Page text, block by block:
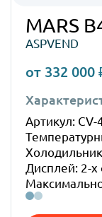
MARS
ASPVEND
от 332 000
Артикул: CV-
Дисплей: 2-х